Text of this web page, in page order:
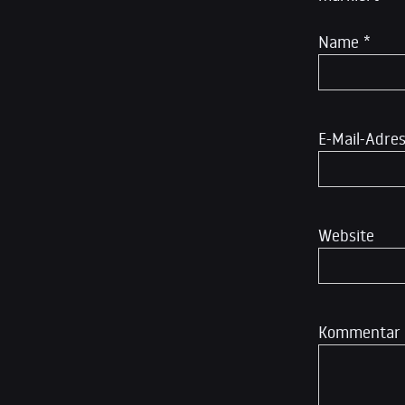
Kommentar
Name *
E-Mail-
Website